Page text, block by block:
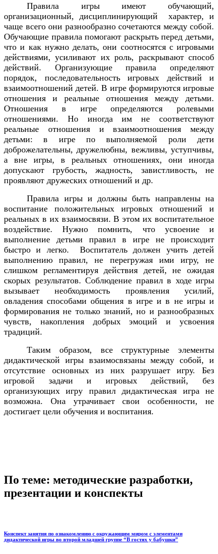
Правила игры имеют обучающий,
организационный, дисциплинирующий
характер, и
чаще всего они разнообразно сочетаются между собой.
Обучающие правила помогают раскрыть перед детьми,
что и как нужно делать, они соотносятся с игровыми
действиями, усиливают их роль, раскрывают способ
действий. Организующие правила определяют
порядок, последовательность игровых действий и
взаимоотношений детей. В игре формируются игровые
отношения и реальные отношения между детьми.
Отношения в игре определяются ролевыми
отношениями. Но иногда им не соответствуют
реальные отношения и взаимоотношения между
детьми: в игре по выполняемой роли дети
доброжелательны, дружелюбны, вежливы, уступчивы,
а вне игры, в реальных отношениях, они иногда
допускают грубость, жадность, завистливость, не
проявляют дружеских отношений и др.
Правила игры и должны быть направлены на
воспитание положительных игровых отношений и
реальных в их взаимосвязи. В этом их воспитательное
воздействие. Нужно помнить, что усвоение и
выполнение детьми правил в игре не происходит
быстро и легко.
Воспитатель должен учить детей
выполнению правил, не перегружая ими игру, не
слишком регламентируя действия детей, не ожидая
скорых результатов. Соблюдение правил в ходе игры
вызывает необходимость проявления усилий,
овладения способами общения в игре и в не игры и
формирования не только знаний, но и разнообразных
чувств, накопления добрых эмоций и усвоения
традиций.
Таким образом, все структурные элементы
дидактической игры взаимосвязаны между собой, и
отсутствие основных из них разрушает игру. Без
игровой задачи и игровых действий, без
организующих игру правил дидактическая игра не
возможна. Она утрачивает свои особенности, не
достигает цели обучения и воспитания.
По теме: методические разработки,
презентации и конспекты
Конспект занятия по ознакомлению с окружающим миром с элементами
дидактической игры во второй младшей группе “В гостях у бабушки”